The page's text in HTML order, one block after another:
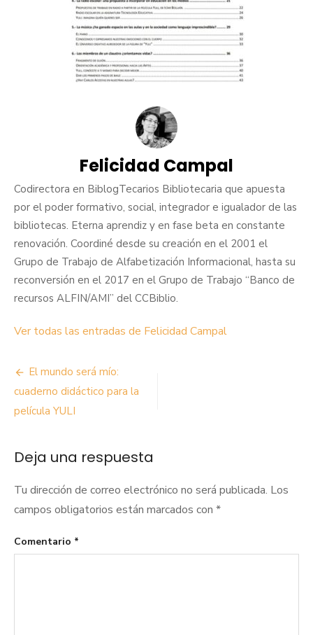
Felicidad Campal
Codirectora en BiblogTecarios Bibliotecaria que apuesta
por el poder formativo, social, integrador e igualador de las
bibliotecas. Eterna aprendiz y en fase beta en constante
renovación. Coordiné desde su creación en el 2001 el
Grupo de Trabajo de Alfabetización Informacional, hasta su
reconversión en el 2017 en el Grupo de Trabajo “Banco de
recursos ALFIN/AMI” del CCBiblio.
Ver todas las entradas de Felicidad Campal
Navegación
de
entradas
El mundo será mío:
cuaderno didáctico para la
película YULI
Deja una respuesta
Tu dirección de correo electrónico no será publicada. Los
campos obligatorios están marcados con *
Comentario *